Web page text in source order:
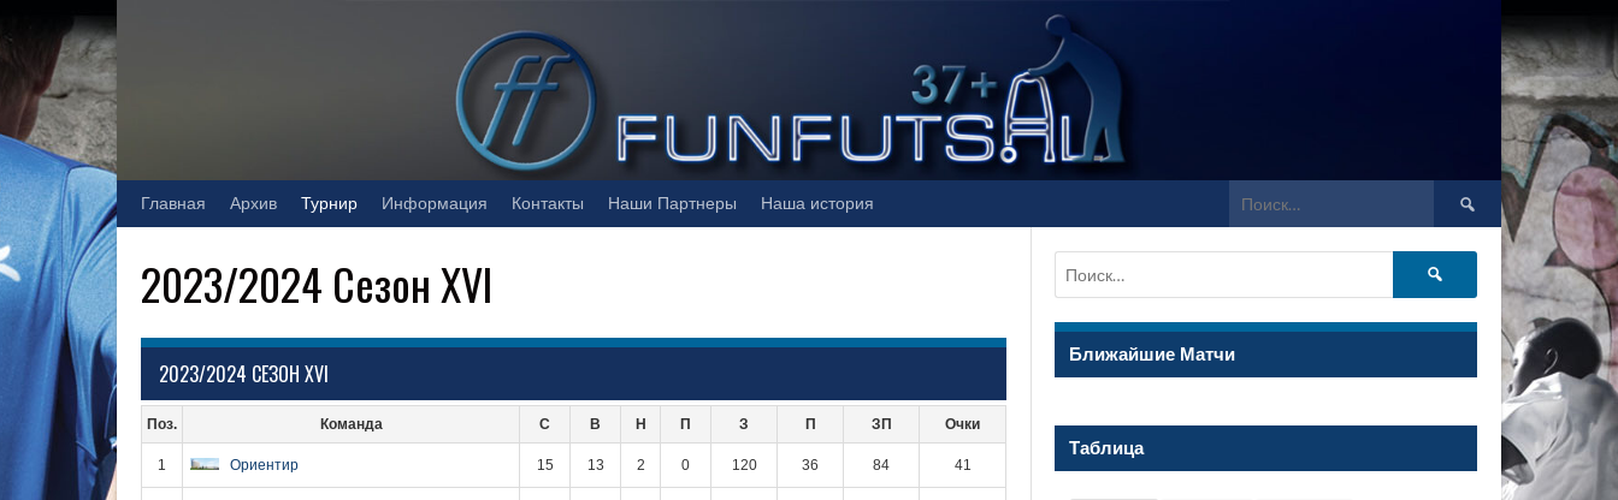
to
content
Главная Архив Турнир Информация Контакты Наши Партнеры Наша история Найти:
2023/2024 Сезон XVI
2023/2024 СЕЗОН XVI
Поз. Команда С В Н П З П ЗП Очки
1 Ориентир 15 13 2 0 120 36 84 41
Найти:
Ближайшие Матчи
Таблица